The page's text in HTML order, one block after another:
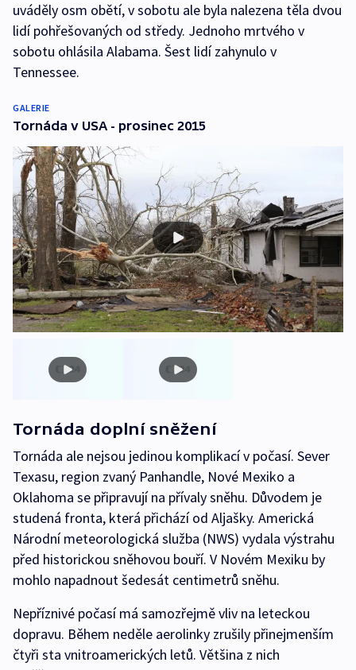
uváděly osm obětí, v sobotu ale byla nalezena těla dvou
lidí pohřešovaných od středy. Jednoho mrtvého v
sobotu ohlásila Alabama. Šest lidí zahynulo v
Tennessee.
GALERIE
Tornáda v USA - prosinec 2015
Tornáda doplní sněžení
Tornáda ale nejsou jedinou komplikací v počasí. Sever
Texasu, region zvaný Panhandle, Nové Mexiko a
Oklahoma se připravují na přívaly sněhu. Důvodem je
studená fronta, která přichází od Aljašky. Americká
Národní meteorologická služba (NWS) vydala výstrahu
před historickou sněhovou bouří. V Novém Mexiku by
mohlo napadnout šedesát centimetrů sněhu.
Nepříznivé počasí má samozřejmě vliv na leteckou
dopravu. Během neděle aerolinky zrušily přinejmenším
čtyři sta vnitroamerických letů. Většina z nich